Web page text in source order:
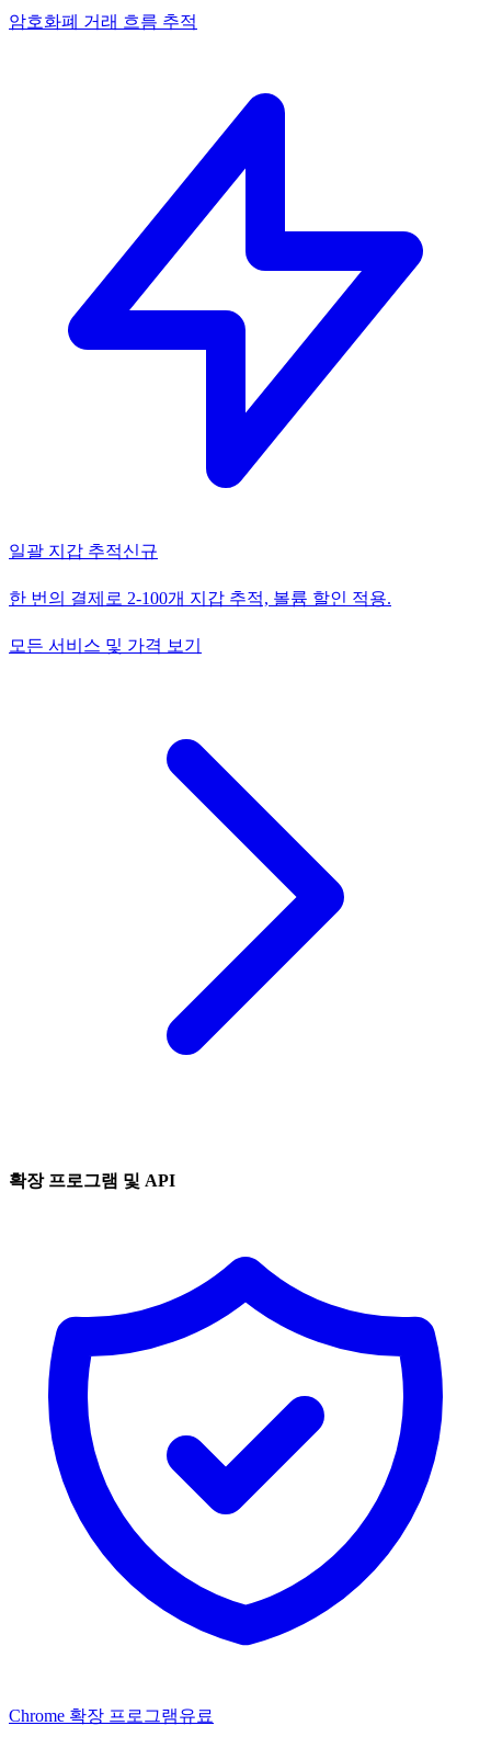
암호화폐 거래 흐름 추적
일괄 지갑 추적신규
한 번의 결제로 2-100개 지갑 추적, 볼륨 할인 적용.
모든 서비스 및 가격 보기
확장 프로그램 및 API
Chrome 확장 프로그램유료